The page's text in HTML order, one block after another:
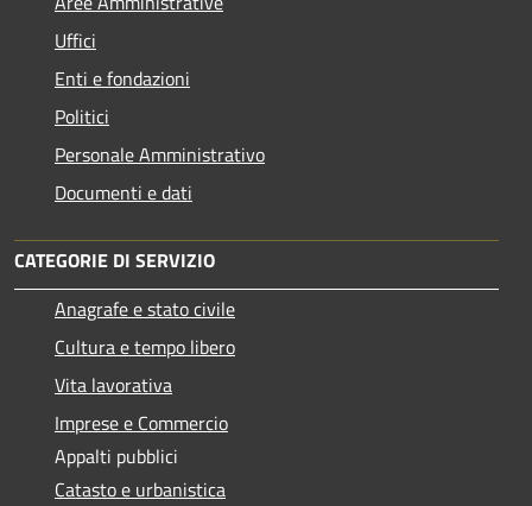
Uffici
Enti e fondazioni
Politici
Personale Amministrativo
Documenti e dati
CATEGORIE DI SERVIZIO
Anagrafe e stato civile
Cultura e tempo libero
Vita lavorativa
Imprese e Commercio
Appalti pubblici
Catasto e urbanistica